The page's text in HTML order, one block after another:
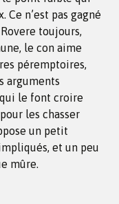
n’est pas gagné
Rovere toujours,
le con aime
péremptoires,
arguments
le font croire
les chasser
un petit
et un peu
mûre.